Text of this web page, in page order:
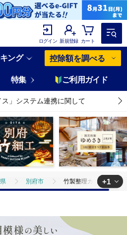
ログイン 新規登録 カート
ング 控除額を調べる
特集 ご利用ガイド
ス」システム連携に関して
別府市 竹製整理カゴ_B004-
+1